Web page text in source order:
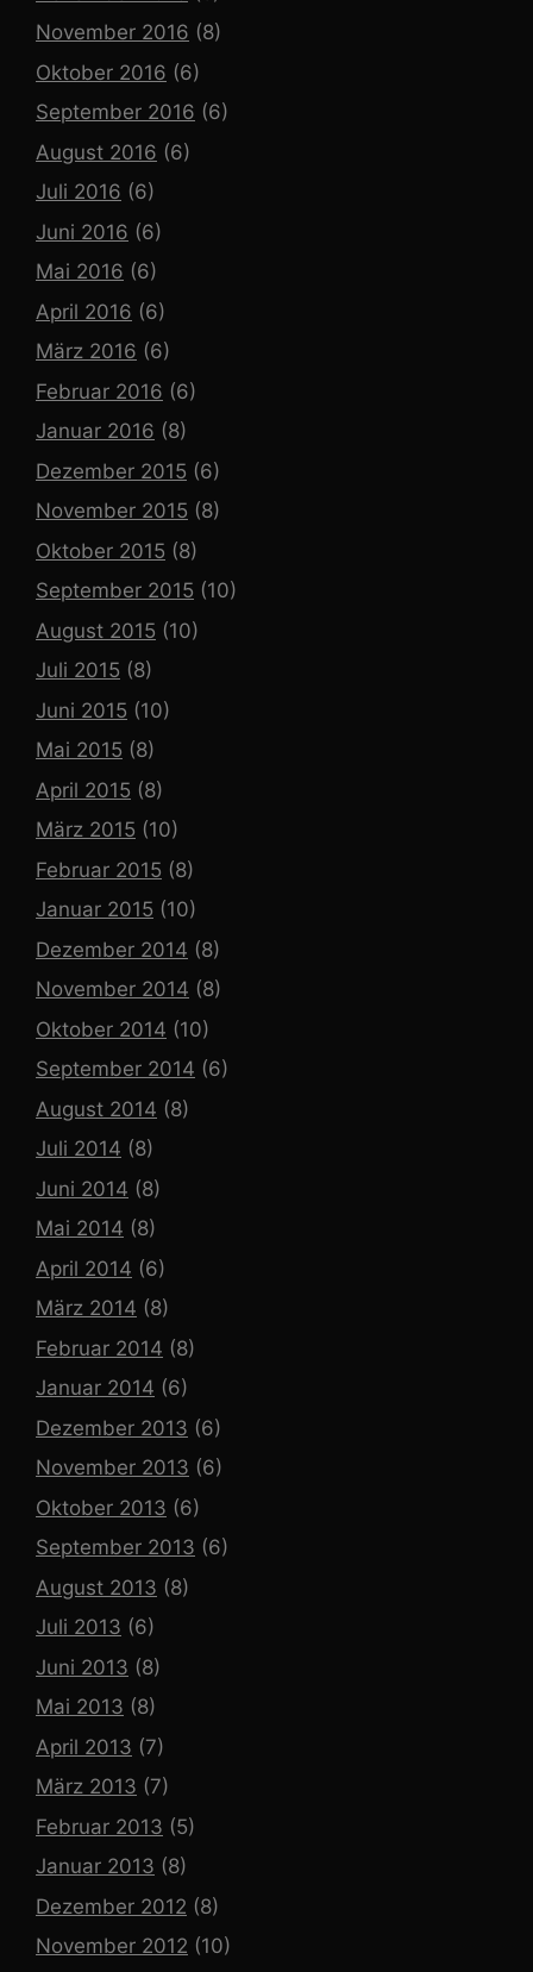
November 2016 (8)
Oktober 2016 (6)
September 2016 (6)
August 2016 (6)
Juli 2016 (6)
Juni 2016 (6)
Mai 2016 (6)
April 2016 (6)
März 2016 (6)
Februar 2016 (6)
Januar 2016 (8)
Dezember 2015 (6)
November 2015 (8)
Oktober 2015 (8)
September 2015 (10)
August 2015 (10)
Juli 2015 (8)
Juni 2015 (10)
Mai 2015 (8)
April 2015 (8)
März 2015 (10)
Februar 2015 (8)
Januar 2015 (10)
Dezember 2014 (8)
November 2014 (8)
Oktober 2014 (10)
September 2014 (6)
August 2014 (8)
Juli 2014 (8)
Juni 2014 (8)
Mai 2014 (8)
April 2014 (6)
März 2014 (8)
Februar 2014 (8)
Januar 2014 (6)
Dezember 2013 (6)
November 2013 (6)
Oktober 2013 (6)
September 2013 (6)
August 2013 (8)
Juli 2013 (6)
Juni 2013 (8)
Mai 2013 (8)
April 2013 (7)
März 2013 (7)
Februar 2013 (5)
Januar 2013 (8)
Dezember 2012 (8)
November 2012 (10)